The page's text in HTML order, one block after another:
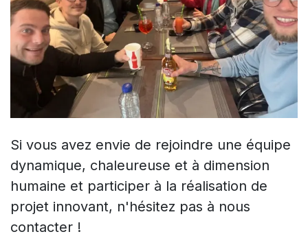
Si vous avez envie de rejoindre une équipe
dynamique, chaleureuse et à dimension
humaine et participer à la réalisation de
projet innovant, n'hésitez pas à nous
contacter !